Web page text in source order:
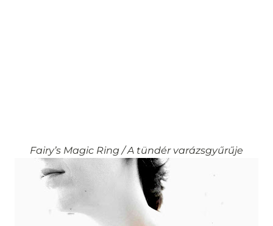
Fairy’s Magic Ring / A tündér varázsgyűrűje